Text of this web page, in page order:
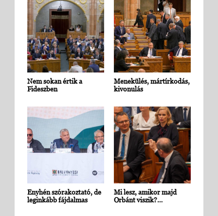
Nem sokan értik a
Fideszben
Menekülés, mártírkodás,
kivonulás
Enyhén szórakoztató, de
leginkább fájdalmas
Mi lesz, amikor majd
Orbánt viszik?…